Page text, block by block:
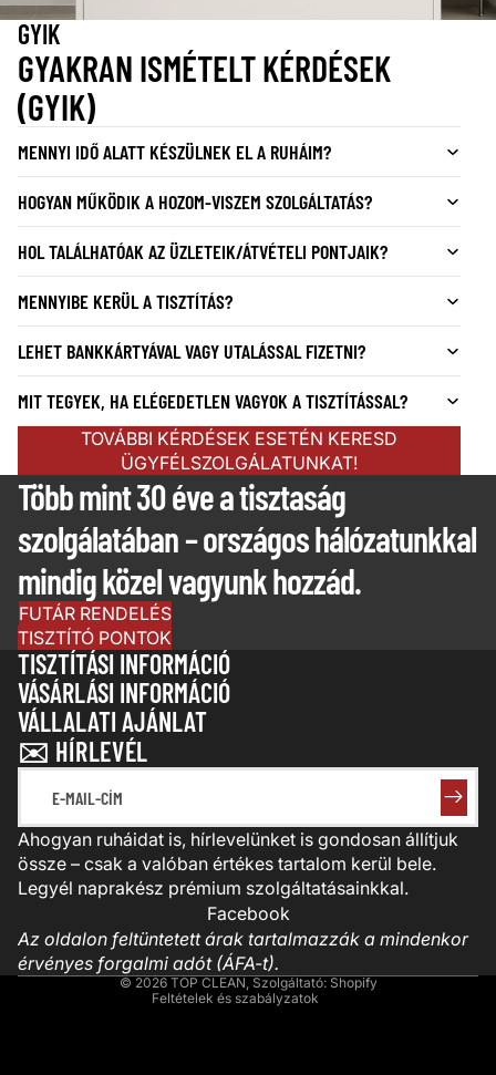
GYIK
GYAKRAN ISMÉTELT KÉRDÉSEK
(GYIK)
MENNYI IDŐ ALATT KÉSZÜLNEK EL A RUHÁIM?
HOGYAN MŰKÖDIK A HOZOM-VISZEM SZOLGÁLTATÁS?
HOL TALÁLHATÓAK AZ ÜZLETEIK/ÁTVÉTELI PONTJAIK?
MENNYIBE KERÜL A TISZTÍTÁS?
LEHET BANKKÁRTYÁVAL VAGY UTALÁSSAL FIZETNI?
MIT TEGYEK, HA ELÉGEDETLEN VAGYOK A TISZTÍTÁSSAL?
TOVÁBBI KÉRDÉSEK ESETÉN KERESD
ÜGYFÉLSZOLGÁLATUNKAT!
Több mint 30 éve a tisztaság
szolgálatában – országos hálózatunkkal
mindig közel vagyunk hozzád.
FUTÁR RENDELÉS
TISZTÍTÓ PONTOK
TISZTÍTÁSI INFORMÁCIÓ
VÁSÁRLÁSI INFORMÁCIÓ
VÁLLALATI AJÁNLAT
✉️ HÍRLEVÉL
Ahogyan ruháidat is, hírlevelünket is gondosan állítjuk
össze – csak a valóban értékes tartalom kerül bele.
Legyél naprakész prémium szolgáltatásainkkal.
Facebook
Az oldalon feltüntetett árak tartalmazzák a mindenkor
érvényes forgalmi adót (ÁFA-t).
© 2026 TOP CLEAN, Szolgáltató: Shopify
Feltételek és szabályzatok
Adatvédelmi szabályzat
Kapcsolattartási adatok
Visszatérítési szabályzat
Szolgáltatási feltételek
Jogi közlemény